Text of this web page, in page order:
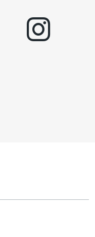
instagram